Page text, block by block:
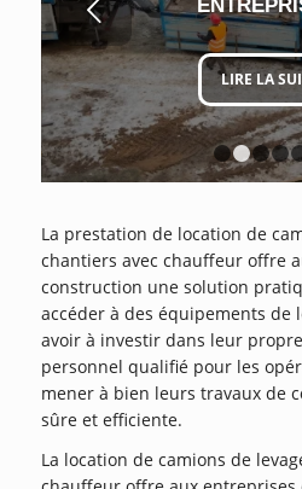
LIRE LA
Suivant
La prestation de location de
chantiers avec chauffeur offre
construction une solution
accéder à des équipements de
avoir à investir dans leur
personnel qualifié pour les
mener à bien leurs travaux de
sûre et efficiente.
La location de camions de